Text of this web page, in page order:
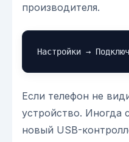
производителя.
Настройки →
Если телефон не
устройство. Иногда
новый USB-